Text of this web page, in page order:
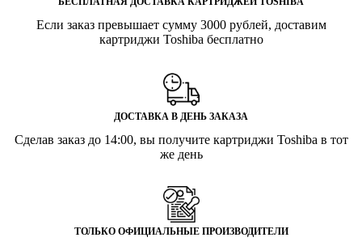
Если заказ превышает сумму 3000 рублей, доставим
картриджи Toshiba бесплатно
ДОСТАВКА В ДЕНЬ ЗАКАЗА
Сделав заказ до 14:00, вы получите картриджи Toshiba в тот
же день
ТОЛЬКО ОФИЦИАЛЬНЫЕ ПРОИЗВОДИТЕЛИ